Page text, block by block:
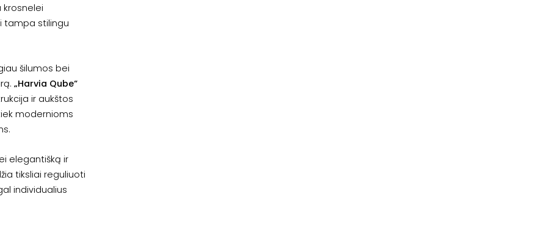
krosnelei
tampa stilingu
šilumos bei
„Harvia Qube“
ir aukštos
modernioms
elegantišką ir
tiksliai reguliuoti
individualius